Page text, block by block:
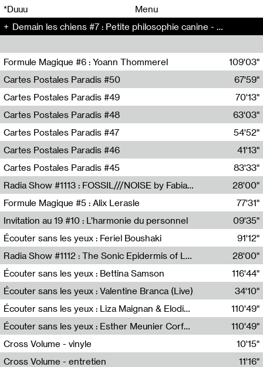
*Duuu
Menu
Demain les chiens #7 : Petite philosophie canine - Demain les chiens (7)
Formule Magique #6 : Yoann Thommerel
Nathalie Lacroix,Yoann Thommerel
109'03"
Cartes Postales Paradis #50
Zoé Leroux
67'59"
Cartes Postales Paradis #49
Aurore Portales
70'13"
Cartes Postales Paradis #48
Mathias Dupaquier
63'03"
Cartes Postales Paradis #47
Raymond Engramer
54'52"
Cartes Postales Paradis #46
Sarah Banville
41'13"
Cartes Postales Paradis #45
Mateo Cuin
83'33"
Radia Show #1113 : FOSSIL///NOISE by Fabiana Gibim / Wave Farm
Wave Farm
28'00"
Formule Magique #5 : Alix Lerasle
Nathalie Lacroix
77'31"
Invitation au 19 #10 : L’harmonie du personnel
19, CRAC
09'35"
Écouter sans les yeux : Feriel Boushaki
Feriel Boushaki
91'12"
Radia Show #1112 : The Sonic Epidermis of Lake Léman by Paul Courlet / Guest Slot
28'00"
Écouter sans les yeux : Bettina Samson
Bettina Samson
116'44"
Écouter sans les yeux : Valentine Branca (Live)
Valentine Branca
34'10"
Écouter sans les yeux : Liza Maignan & Elodie Lecat
Liza Maignan,Elodie Lecat
110'49"
Écouter sans les yeux : Esther Meunier Corfdyr
Esther Meunier Corfdyr
110'49"
Cross Volume - vinyle
10'15"
Cross Volume - entretien
11'16"
00 00
00 00